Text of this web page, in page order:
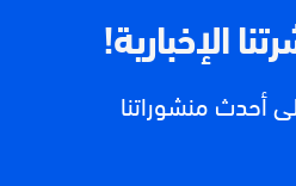
الإخبارية!
منشوراتنا